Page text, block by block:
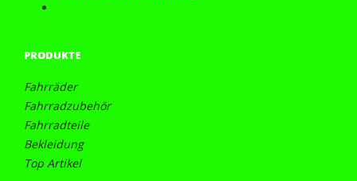
PRODUKTE
Fahrräder
Fahrradzubehör
Fahrradteile
Bekleidung
Top Artikel